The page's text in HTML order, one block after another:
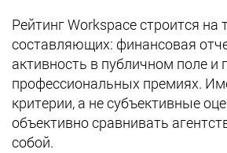
Рейтинг Workspace строится на
составляющих: финансовая
активность в публичном поле и
профессиональных премиях.
критерии, а не субъективные
объективно сравнивать
собой.